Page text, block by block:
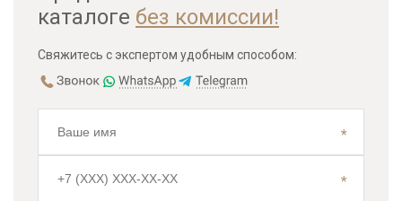
каталоге без комиссии!
Свяжитесь с экспертом удобным способом: